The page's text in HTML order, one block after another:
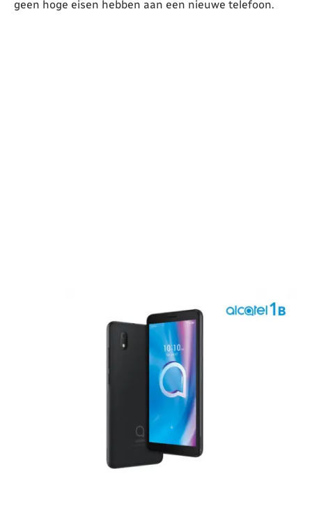
geen hoge eisen hebben aan een nieuwe telefoon.